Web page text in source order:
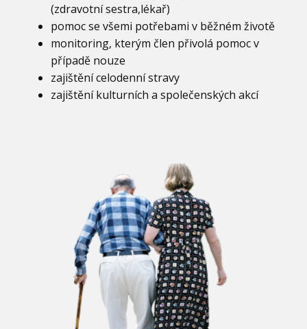
(zdravotní sestra,lékař)
pomoc se všemi potřebami v běžném životě
monitoring, kterým člen přivolá pomoc v
případě nouze
zajištění celodenní stravy
zajištění kulturních a společenských akcí